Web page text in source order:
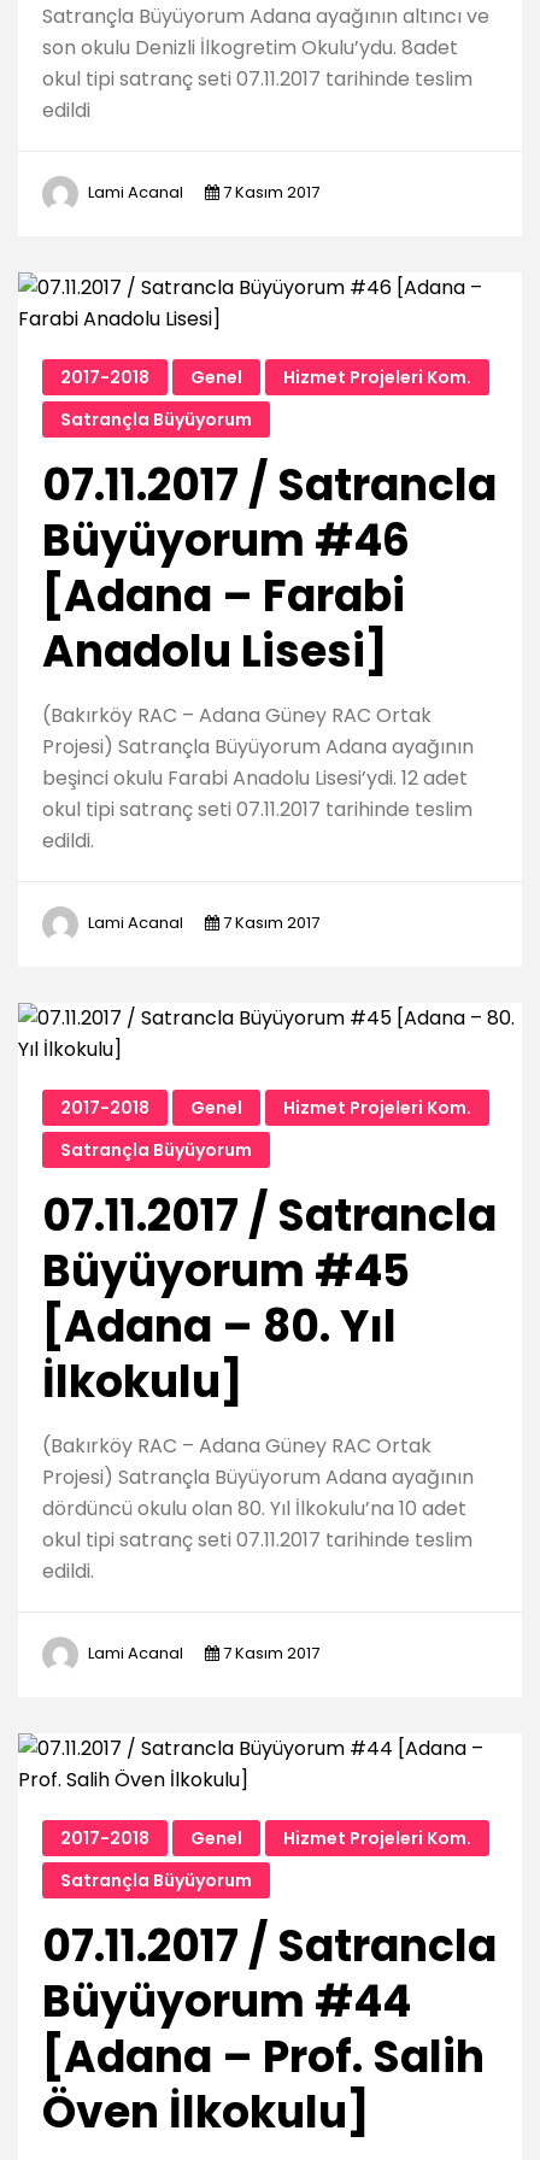
Satrançla Büyüyorum Adana ayağının altıncı ve
son okulu Denizli İlkogretim Okulu’ydu. 8adet
okul tipi satranç seti 07.11.2017 tarihinde teslim
edildi
Lami Acanal 7 Kasım 2017
2017-2018 Genel
Hizmet Projeleri Kom.
Satrançla Büyüyorum
07.11.2017 / Satrancla
Büyüyorum #46
[Adana – Farabi
Anadolu Lisesi]
(Bakırköy RAC – Adana Güney RAC Ortak
Projesi) Satrançla Büyüyorum Adana ayağının
beşinci okulu Farabi Anadolu Lisesi’ydi. 12 adet
okul tipi satranç seti 07.11.2017 tarihinde teslim
edildi.
Lami Acanal 7 Kasım 2017
2017-2018 Genel
Hizmet Projeleri Kom.
Satrançla Büyüyorum
07.11.2017 / Satrancla
Büyüyorum #45
[Adana – 80. Yıl
İlkokulu]
(Bakırköy RAC – Adana Güney RAC Ortak
Projesi) Satrançla Büyüyorum Adana ayağının
dördüncü okulu olan 80. Yıl İlkokulu’na 10 adet
okul tipi satranç seti 07.11.2017 tarihinde teslim
edildi.
Lami Acanal 7 Kasım 2017
2017-2018 Genel
Hizmet Projeleri Kom.
Satrançla Büyüyorum
07.11.2017 / Satrancla
Büyüyorum #44
[Adana – Prof. Salih
Öven İlkokulu]